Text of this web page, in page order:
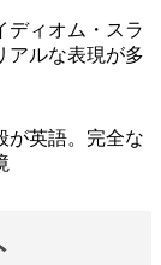
ディオム・スラ
アルな表現が多
が英語。完全な